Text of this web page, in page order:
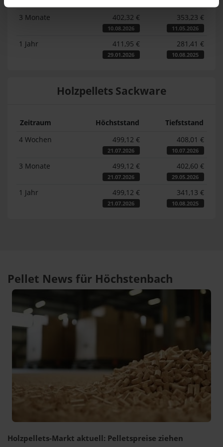
10.08.2026 11.07.2026
3 Monate 402,32 €
10.08.2026
353,23 €
11.05.2026
1 Jahr 411,95 €
29.01.2026
281,41 €
10.08.2025
Holzpellets Sackware
Zeitraum Höchststand
Tiefststand
4 Wochen
499,12 €
21.07.2026
408,01 €
10.07.2026
3 Monate 499,12 €
21.07.2026
402,60 €
29.05.2026
1 Jahr 499,12 €
21.07.2026
341,13 €
10.08.2025
Pellet News für Höchstenbach
Holzpellets-Markt aktuell: Pelletspreise ziehen